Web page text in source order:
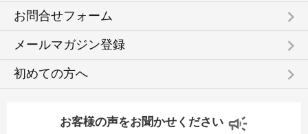
お問合せフォーム keyboard_arrow_right
メールマガジン登録 keyboard_arrow_right
初めての方へ keyboard_arrow_right
お客様の声をお聞かせください